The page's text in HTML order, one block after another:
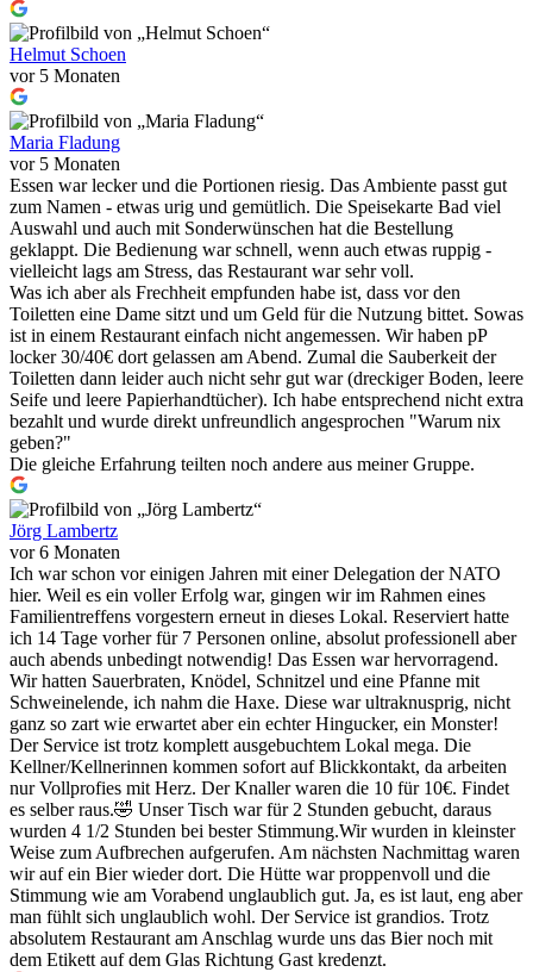
Helmut Schoen
vor 5 Monaten
Maria Fladung
vor 5 Monaten
Essen war lecker und die Portionen riesig. Das Ambiente passt gut
zum Namen - etwas urig und gemütlich. Die Speisekarte Bad viel
Auswahl und auch mit Sonderwünschen hat die Bestellung
geklappt. Die Bedienung war schnell, wenn auch etwas ruppig -
vielleicht lags am Stress, das Restaurant war sehr voll.
Was ich aber als Frechheit empfunden habe ist, dass vor den
Toiletten eine Dame sitzt und um Geld für die Nutzung bittet. Sowas
ist in einem Restaurant einfach nicht angemessen. Wir haben pP
locker 30/40€ dort gelassen am Abend. Zumal die Sauberkeit der
Toiletten dann leider auch nicht sehr gut war (dreckiger Boden, leere
Seife und leere Papierhandtücher). Ich habe entsprechend nicht extra
bezahlt und wurde direkt unfreundlich angesprochen "Warum nix
geben?"
Die gleiche Erfahrung teilten noch andere aus meiner Gruppe.
Jörg Lambertz
vor 6 Monaten
Ich war schon vor einigen Jahren mit einer Delegation der NATO
hier. Weil es ein voller Erfolg war, gingen wir im Rahmen eines
Familientreffens vorgestern erneut in dieses Lokal. Reserviert hatte
ich 14 Tage vorher für 7 Personen online, absolut professionell aber
auch abends unbedingt notwendig! Das Essen war hervorragend.
Wir hatten Sauerbraten, Knödel, Schnitzel und eine Pfanne mit
Schweinelende, ich nahm die Haxe. Diese war ultraknusprig, nicht
ganz so zart wie erwartet aber ein echter Hingucker, ein Monster!
Der Service ist trotz komplett ausgebuchtem Lokal mega. Die
Kellner/Kellnerinnen kommen sofort auf Blickkontakt, da arbeiten
nur Vollprofies mit Herz. Der Knaller waren die 10 für 10€. Findet
es selber raus.🤣 Unser Tisch war für 2 Stunden gebucht, daraus
wurden 4 1/2 Stunden bei bester Stimmung.Wir wurden in kleinster
Weise zum Aufbrechen aufgerufen. Am nächsten Nachmittag waren
wir auf ein Bier wieder dort. Die Hütte war proppenvoll und die
Stimmung wie am Vorabend unglaublich gut. Ja, es ist laut, eng aber
man fühlt sich unglaublich wohl. Der Service ist grandios. Trotz
absolutem Restaurant am Anschlag wurde uns das Bier noch mit
dem Etikett auf dem Glas Richtung Gast kredenzt.